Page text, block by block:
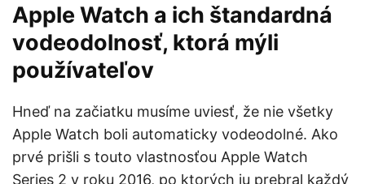
Apple Watch a ich štandardná
vodeodolnosť, ktorá mýli
používateľov
Hneď na začiatku musíme uviesť, že nie všetky
Apple Watch boli automaticky vodeodolné. Ako
prvé prišli s touto vlastnosťou Apple Watch
Series 2 v roku 2016, po ktorých ju prebral každý